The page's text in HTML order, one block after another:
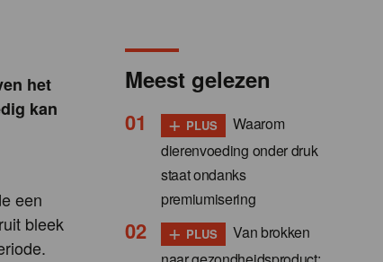
het
kan
een
bleek
Meest gelezen
+ PLUS
Waarom
dierenvoeding onder druk
staat ondanks
premiumisering
+ PLUS
Van brokken